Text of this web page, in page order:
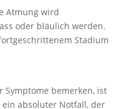
Atmung wird
oder bläulich werden.
Stadium
Symptome bemerken, ist
ein absoluter Notfall, der